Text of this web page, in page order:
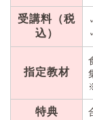
受講料（税
込）
指定教材
特典